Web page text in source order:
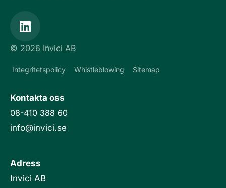
L
i
n
k
e
i
n
© 2026 Invici AB
Integritetspolicy Whistleblowing Sitemap
Kontakta oss
08-410 388 60
info@invici.se
Adress
Invici AB